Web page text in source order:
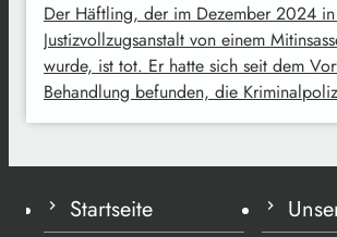
Der Häftling, der im Dezember 2024
Justizvollzugsanstalt von einem
wurde, ist tot. Er hatte sich seit dem
Behandlung befunden, die
Startseite